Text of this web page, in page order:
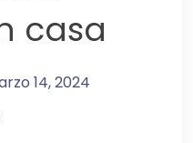
casa
14, 2024